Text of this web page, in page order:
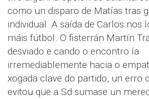
como un disparo de Matías tras
individual. A saída de Carlos nos
máis fútbol. O fisterrán Martín
desviado e cando o encontro ía
irremediablemente hacia o
xogada clave do partido, un erro
evitou que a Sd sumase un